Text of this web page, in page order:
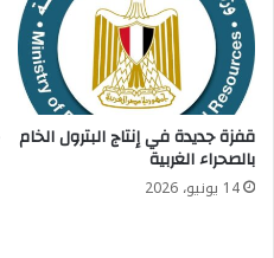
قفزة جديدة في إنتاج البترول الخام
بالصحراء الغربية
14 يونيو، 2026